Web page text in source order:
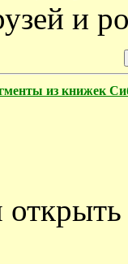
и
из книжек